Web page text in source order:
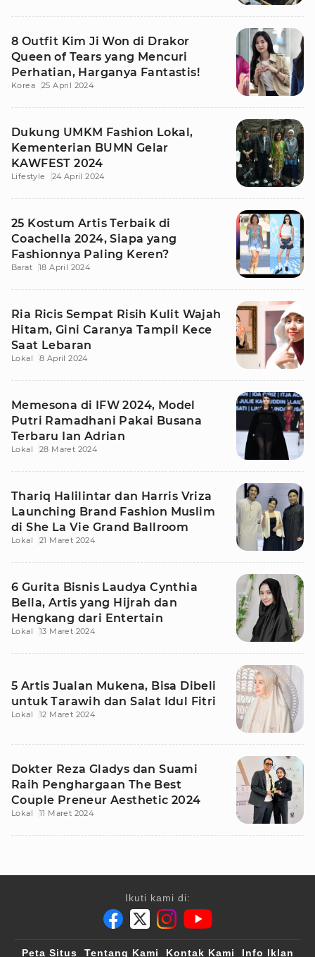
8 Outfit Kim Ji Won di Drakor
Queen of Tears yang Mencuri
Perhatian, Harganya Fantastis!
Korea 25 April 2024
Dukung UMKM Fashion Lokal,
Kementerian BUMN Gelar
KAWFEST 2024
Lifestyle 24 April 2024
25 Kostum Artis Terbaik di
Coachella 2024, Siapa yang
Fashionnya Paling Keren?
Barat 18 April 2024
Ria Ricis Sempat Risih Kulit Wajah
Hitam, Gini Caranya Tampil Kece
Saat Lebaran
Lokal 8 April 2024
Memesona di IFW 2024, Model
Putri Ramadhani Pakai Busana
Terbaru Ian Adrian
Lokal 28 Maret 2024
Thariq Halilintar dan Harris Vriza
Launching Brand Fashion Muslim
di She La Vie Grand Ballroom
Lokal 21 Maret 2024
6 Gurita Bisnis Laudya Cynthia
Bella, Artis yang Hijrah dan
Hengkang dari Entertain
Lokal 13 Maret 2024
5 Artis Jualan Mukena, Bisa Dibeli
untuk Tarawih dan Salat Idul Fitri
Lokal 12 Maret 2024
Dokter Reza Gladys dan Suami
Raih Penghargaan The Best
Couple Preneur Aesthetic 2024
Lokal 11 Maret 2024
Ikuti kami di:
Peta Situs Tentang Kami Kontak Kami Info Iklan